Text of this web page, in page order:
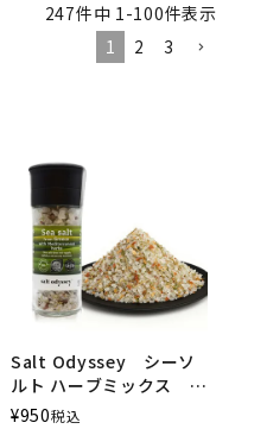
247件中 1-100件表示
1
2 3
Salt Odyssey シーソ
ルト ハーブミックス
Salt Odyssey（ソルト
¥950税込